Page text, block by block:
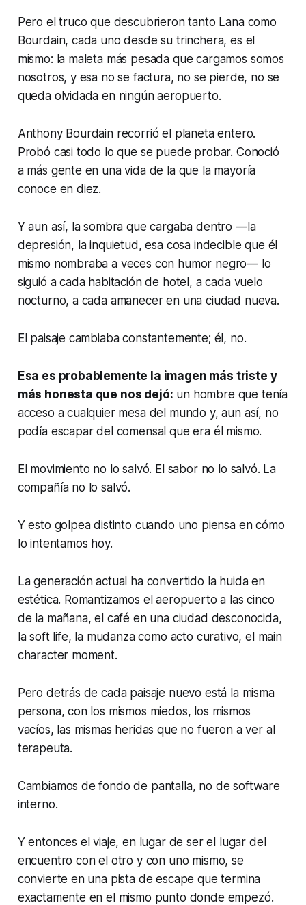
Pero el truco que descubrieron tanto Lana como
Bourdain, cada uno desde su trinchera, es el
mismo: la maleta más pesada que cargamos somos
nosotros, y esa no se factura, no se pierde, no se
queda olvidada en ningún aeropuerto.
Anthony Bourdain recorrió el planeta entero.
Probó casi todo lo que se puede probar. Conoció
a más gente en una vida de la que la mayoría
conoce en diez.
Y aun así, la sombra que cargaba dentro —la
depresión, la inquietud, esa cosa indecible que él
mismo nombraba a veces con humor negro— lo
siguió a cada habitación de hotel, a cada vuelo
nocturno, a cada amanecer en una ciudad nueva.
El paisaje cambiaba constantemente; él, no.
Esa es probablemente la imagen más triste y
más honesta que nos dejó: un hombre que tenía
acceso a cualquier mesa del mundo y, aun así, no
podía escapar del comensal que era él mismo.
El movimiento no lo salvó. El sabor no lo salvó. La
compañía no lo salvó.
Y esto golpea distinto cuando uno piensa en cómo
lo intentamos hoy.
La generación actual ha convertido la huida en
estética. Romantizamos el aeropuerto a las cinco
de la mañana, el café en una ciudad desconocida,
lasoft life, la mudanza como acto curativo, el main
character moment.
Pero detrás de cada paisaje nuevo está la misma
persona, con los mismos miedos, los mismos
vacíos, las mismas heridas que no fueron a ver al
terapeuta.
Cambiamos de fondo de pantalla, no de software
interno.
Y entonces el viaje, en lugar de ser el lugar del
encuentro con el otro y con uno mismo, se
convierte en una pista de escape que termina
exactamente en el mismo punto donde empezó.